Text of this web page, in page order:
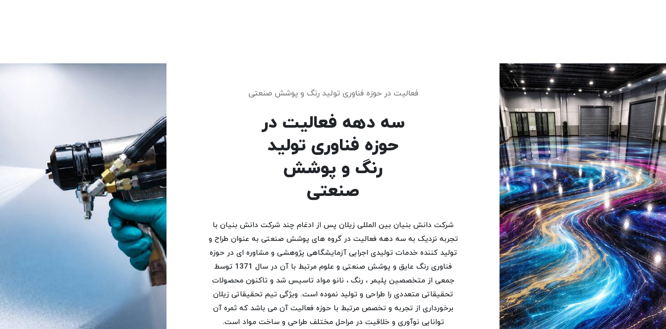
فعالیت در حوزه فناوری تولید رنگ و پوشش صنعتی
سه دهه فعالیت در
حوزه فناوری تولید
رنگ و پوشش
صنعتی
شرکت دانش بنیان بین المللی زیلان پس از ادغام چند شرکت دانش بنیان با
تجربه نزدیک به سه دهه فعالیت در گروه های پوشش صنعتی به عنوان طراح و
تولید کننده خدمات تولیدی اجرایی آزمایشگاهی پژوهشی و مشاوره ای در حوزه
فناوری رنگ عایق و پوشش صنعتی و علوم مرتبط با آن در سال 1371 توسط
جمعی از متخصصین پلیمر ، رنگ ، نانو مواد تاسیس شد و تاکنون محصولات
تحقیقاتی متعددی را طراحی و تولید نموده است. ویژگی تیم تحقیقاتی زیلان
برخورداری از تجربه و تخصص مرتبط با حوزه فعالیت آن می باشد که ثمره آن
توانایی نوآوری و خلاقیت در مراحل مختلف طراحی و ساخت مواد است.